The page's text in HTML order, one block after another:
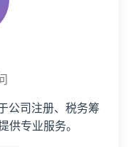
公司注册、税务筹
供专业服务。